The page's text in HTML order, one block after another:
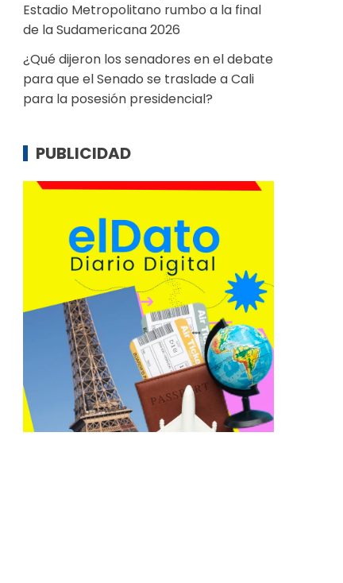
Estadio Metropolitano rumbo a la final
de la Sudamericana 2026
¿Qué dijeron los senadores en el debate
para que el Senado se traslade a Cali
para la posesión presidencial?
PUBLICIDAD